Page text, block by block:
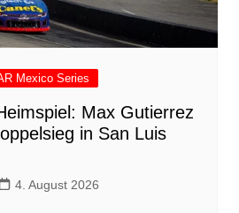
Mexico Series
Max Gutierrez
in San Luis
4. August 2026